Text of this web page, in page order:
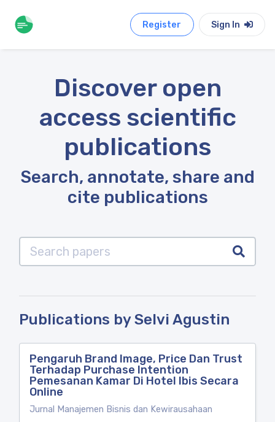
Register Sign In
Discover open
access scientific
publications
Search, annotate, share and
cite publications
Publications by Selvi Agustin
Pengaruh Brand Image, Price Dan Trust
Terhadap Purchase Intention
Pemesanan Kamar Di Hotel Ibis Secara
Online
Jurnal Manajemen Bisnis dan Kewirausahaan